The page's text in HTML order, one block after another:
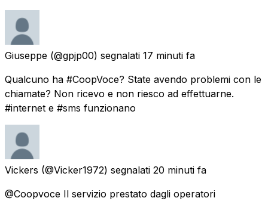
Giuseppe (@gpjp00) segnalati 17 minuti fa
Qualcuno ha #CoopVoce? State avendo problemi con le
chiamate? Non ricevo e non riesco ad effettuarne.
#internet e #sms funzionano
Vickers (@Vicker1972) segnalati 20 minuti fa
@Coopvoce Il servizio prestato dagli operatori